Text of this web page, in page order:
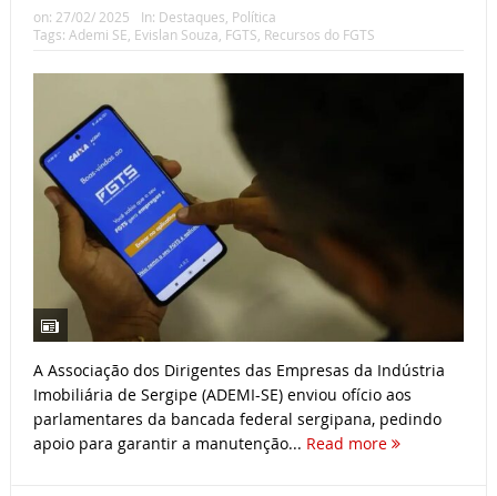
on: 27/02/ 2025 In: Destaques, Política
Tags: Ademi SE, Evislan Souza, FGTS, Recursos do FGTS
A Associação dos Dirigentes das Empresas da Indústria
Imobiliária de Sergipe (ADEMI-SE) enviou ofício aos
parlamentares da bancada federal sergipana, pedindo
apoio para garantir a manutenção... Read more